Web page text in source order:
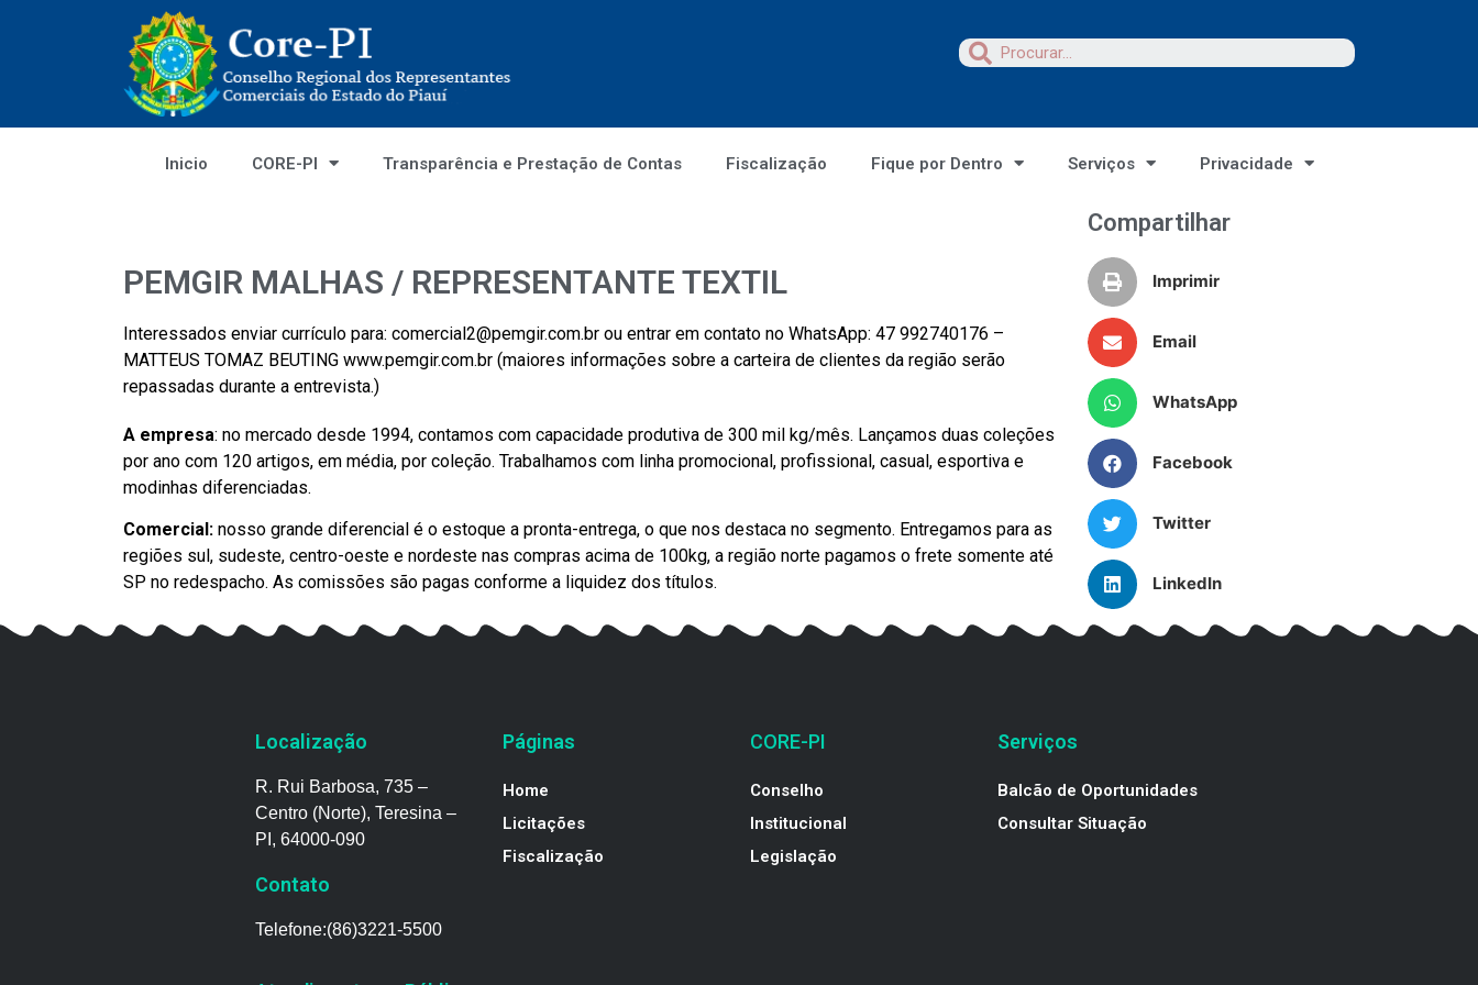
Inicio CORE-PI Transparência e Prestação de Contas Fiscalização Fique por Dentro Serviços Privacidade
PEMGIR MALHAS / REPRESENTANTE TEXTIL
Interessados enviar currículo para: comercial2@pemgir.com.br ou entrar em contato no WhatsApp: 47 992740176 –
MATTEUS TOMAZ BEUTING www.pemgir.com.br (maiores informações sobre a carteira de clientes da região serão
repassadas durante a entrevista.)
A empresa: no mercado desde 1994, contamos com capacidade produtiva de 300 mil kg/mês. Lançamos duas coleções
por ano com 120 artigos, em média, por coleção. Trabalhamos com linha promocional, profissional, casual, esportiva e
modinhas diferenciadas.
Comercial: nosso grande diferencial é o estoque a pronta-entrega, o que nos destaca no segmento. Entregamos para as
regiões sul, sudeste, centro-oeste e nordeste nas compras acima de 100kg, a região norte pagamos o frete somente até
SP no redespacho. As comissões são pagas conforme a liquidez dos títulos.
Compartilhar
Imprimir
Email
WhatsApp
Facebook
Twitter
LinkedIn
Localização
R. Rui Barbosa, 735 –
Centro (Norte), Teresina –
PI, 64000-090
Contato
Telefone:(86)3221-5500
Páginas
Home
Licitações
Fiscalização
CORE-PI
Conselho
Institucional
Legislação
Serviços
Balcão de Oportunidades
Consultar Situação